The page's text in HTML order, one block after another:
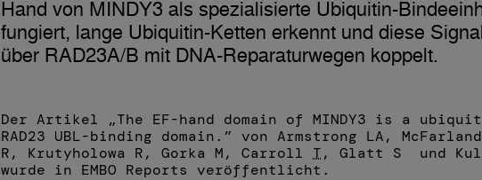
Hand von MINDY3 als spezialisierte Ubiquitin-
fungiert, lange Ubiquitin-Ketten erkennt und diese
über RAD23A/B mit DNA-Reparaturwegen koppelt.
Der Artikel „The EF-hand domain of MINDY3 is a
RAD23 UBL-binding domain.” von Armstrong LA,
R, Krutyholowa R, Gorka M, Carroll T, Glatt S und
wurde in EMBO Reports veröffentlicht.